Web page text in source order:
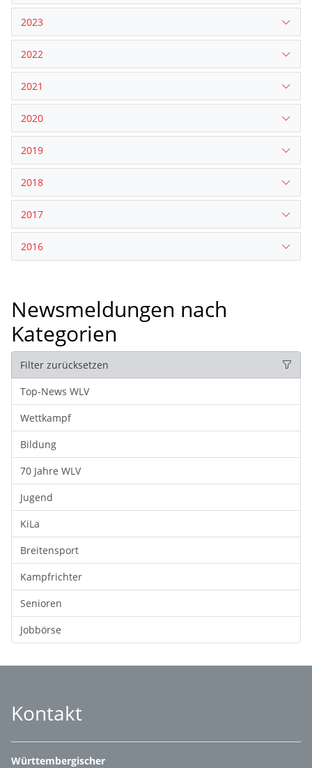
2023
2022
2021
2020
2019
2018
2017
2016
Newsmeldungen nach
Kategorien
Filter zurücksetzen
Top-News WLV
Wettkampf
Bildung
70 Jahre WLV
Jugend
KiLa
Breitensport
Kampfrichter
Senioren
Jobbörse
Kontakt
Württembergischer